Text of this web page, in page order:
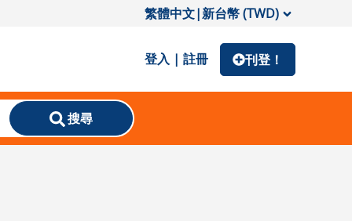
繁體中文|新台幣 (TWD)
登入 | 註冊 刊登！
搜尋